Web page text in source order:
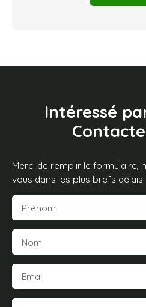
Intéressé
Merci de remplir le formulaire,
vous dans les plus brefs délais.
Prénom
Nom
Email